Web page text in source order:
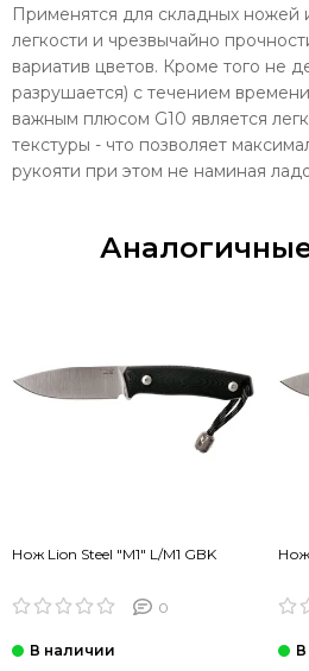
Применятся для складных ножей
легкости и чрезвычайно
вариатив цветов. Кроме того не
разрушается) с течением
важным плюсом G10 является
текстуры - что позволяет
рукояти при этом не наминая
Нож Lion Steel "M1" L/M1 GBK
0
Нож